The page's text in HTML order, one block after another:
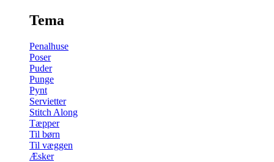
Tema
Penalhuse
Poser
Puder
Punge
Pynt
Servietter
Stitch Along
Tæpper
Til børn
Til væggen
Æsker